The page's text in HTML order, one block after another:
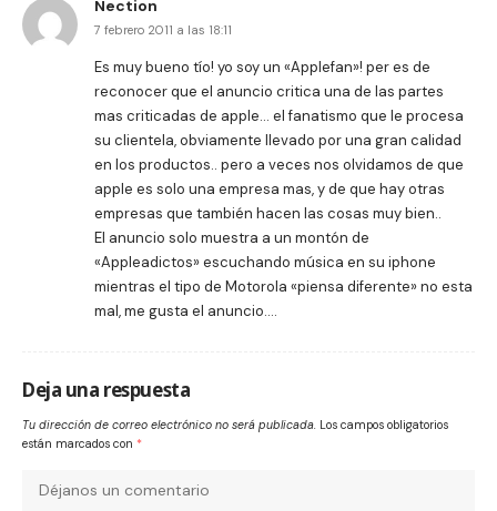
Nection
7 febrero 2011 a las 18:11
Es muy bueno tío! yo soy un «Applefan»! per es de
reconocer que el anuncio critica una de las partes
mas criticadas de apple… el fanatismo que le procesa
su clientela, obviamente llevado por una gran calidad
en los productos.. pero a veces nos olvidamos de que
apple es solo una empresa mas, y de que hay otras
empresas que también hacen las cosas muy bien..
El anuncio solo muestra a un montón de
«Appleadictos» escuchando música en su iphone
mientras el tipo de Motorola «piensa diferente» no esta
mal, me gusta el anuncio….
Deja una respuesta
Tu dirección de correo electrónico no será publicada. Los campos obligatorios
están marcados con *